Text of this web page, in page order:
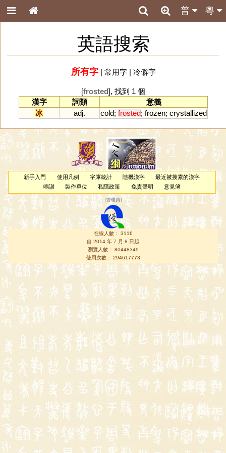
粵
普
英語搜索
所有字| 常用字| 冷僻字
[frosted], 找到 1 個
漢字
詞類
意義
冰
adj. cold; frosted; frozen; crystallized
新手入門 使用凡例 字庫統計 隨機漢字
最近被搜索的漢字
鳴謝
製作單位 私隱政策 免責聲明 意見簿
（管理員 ）
在線人數： 3116
自 2014 年 7 月 8 日起
瀏覽人數： 80448349
使用次數： 294617773